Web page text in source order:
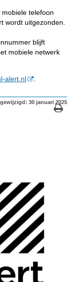
telefoon
wordt uitgezonden.
blijft
mobiele netwerk
alert.nl
30 januari 2025